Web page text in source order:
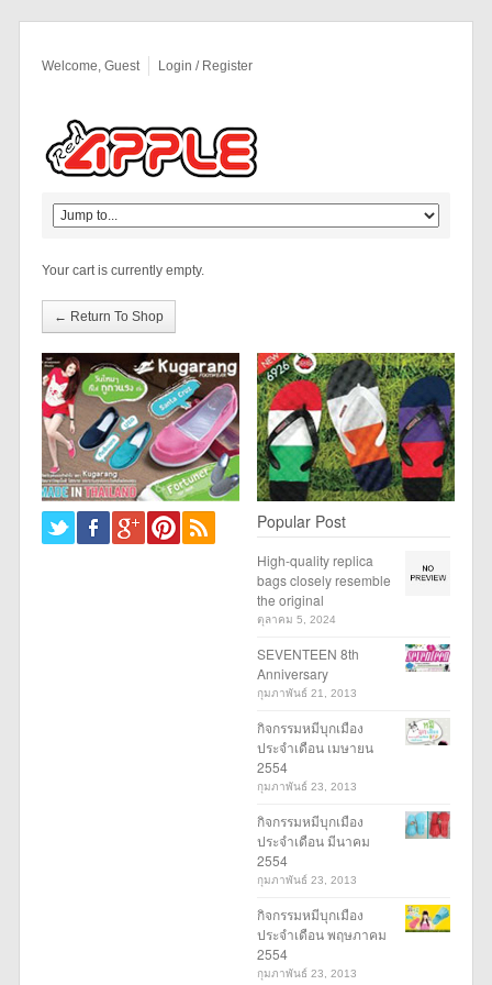
Welcome, Guest Login / Register
Your cart is currently empty.
← Return To Shop
Popular Post
High-quality replica
bags closely resemble
the original
ตุลาคม 5, 2024
SEVENTEEN 8th
Anniversary
กุมภาพันธ์ 21, 2013
กิจกรรมหมีบุกเมือง
ประจำเดือน เมษายน
2554
กุมภาพันธ์ 23, 2013
กิจกรรมหมีบุกเมือง
ประจำเดือน มีนาคม
2554
กุมภาพันธ์ 23, 2013
กิจกรรมหมีบุกเมือง
ประจำเดือน พฤษภาคม
2554
กุมภาพันธ์ 23, 2013